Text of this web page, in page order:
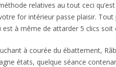
relatives au tout ceci
for intérieur passe plaisir.
à même de attarder 5 clics soit
à courée du ébattement,
états, quelque séance